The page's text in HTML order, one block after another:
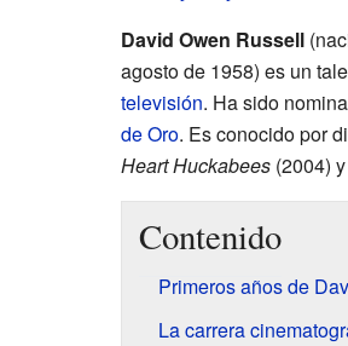
David Owen Russell
agosto de 1958) es un
televisión. Ha sido
de Oro. Es conocido por
Heart Huckabees(2004) y
Contenido
Primeros años de
La carrera